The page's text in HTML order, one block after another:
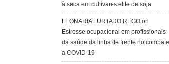
à seca em cultivares elite de soja
LEONARIA FURTADO REGO on
Estresse ocupacional em profissionais
da saúde da linha de frente no combate
a COVID-19